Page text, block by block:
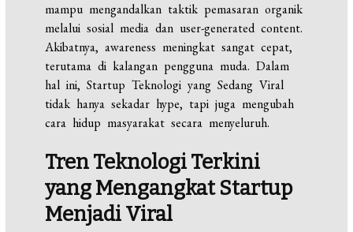
mampu mengandalkan taktik pemasaran organik
melalui sosial media dan user-generated content.
Akibatnya, awareness meningkat sangat cepat,
terutama di kalangan pengguna muda. Dalam
hal ini, Startup Teknologi yang Sedang Viral
tidak hanya sekadar hype, tapi juga mengubah
cara hidup masyarakat secara menyeluruh.
Tren Teknologi Terkini
yang Mengangkat Startup
Menjadi Viral